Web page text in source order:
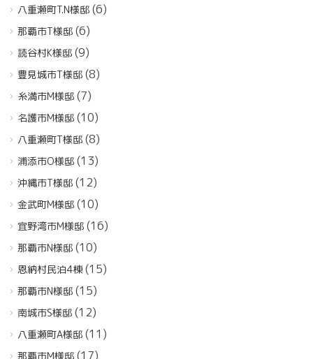
八重瀬町T.N様邸 (6)
那覇市T様邸 (6)
読谷村K様邸 (9)
豊見城市T様邸 (8)
糸満市M様邸 (7)
名護市M様邸 (10)
八重瀬町T様邸 (8)
浦添市O様邸 (13)
沖縄市T様邸 (12)
金武町M様邸 (10)
宜野湾市M様邸 (16)
那覇市N様邸 (10)
恩納村民泊4棟(15)
那覇市N様邸 (15)
南城市S様邸 (12)
八重瀬町A様邸 (11)
那覇市M様邸 (17)